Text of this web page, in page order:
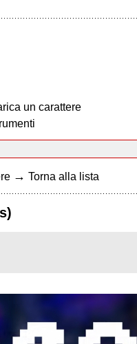
un carattere
→ Torna alla lista